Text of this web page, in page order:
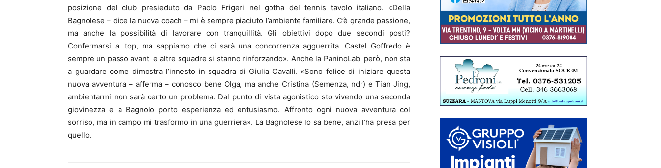
posizione del club presieduto da Paolo Frigeri nel gotha del tennis tavolo italiano. «Della
Bagnolese – dice la nuova coach – mi è sempre piaciuto l’ambiente familiare. C’è grande passione,
ma anche la possibilità di lavorare con tranquillità. Gli obiettivi dopo due secondi posti?
Confermarsi al top, ma sappiamo che ci sarà una concorrenza agguerrita. Castel Goffredo è
sempre un passo avanti e altre squadre si stanno rinforzando». Anche la PaninoLab, però, non sta
a guardare come dimostra l’innesto in squadra di Giulia Cavalli. «Sono felice di iniziare questa
nuova avventura – afferma – conosco bene Olga, ma anche Cristina (Semenza, ndr) e Tian Jing,
ambientarmi non sarà certo un problema. Dal punto di vista agonistico sto vivendo una seconda
giovinezza e a Bagnolo porto esperienza ed entusiasmo. Affronto ogni nuova avventura col
sorriso, ma in campo mi trasformo in una guerriera». La Bagnolese lo sa bene, anzi l’ha presa per
quello.